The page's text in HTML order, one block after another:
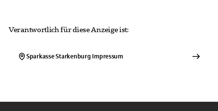
Verantwortlich für diese Anzeige ist:
Sparkasse Starkenburg Impressum